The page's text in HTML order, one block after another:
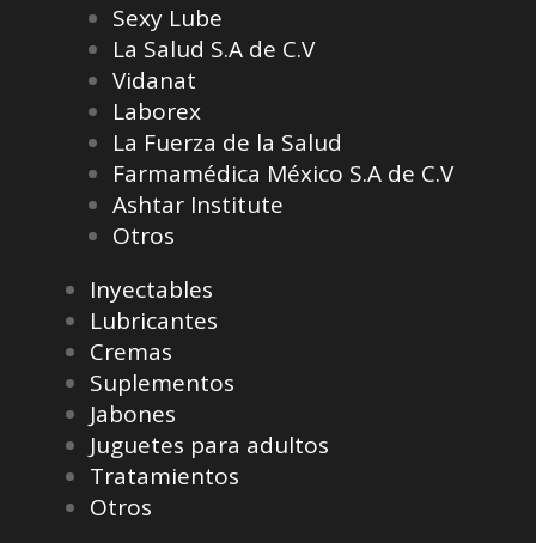
Sexy Lube
La Salud S.A de C.V
Vidanat
Laborex
La Fuerza de la Salud
Farmamédica México S.A de C.V
Ashtar Institute
Otros
Inyectables
Lubricantes
Cremas
Suplementos
Jabones
Juguetes para adultos
Tratamientos
Otros